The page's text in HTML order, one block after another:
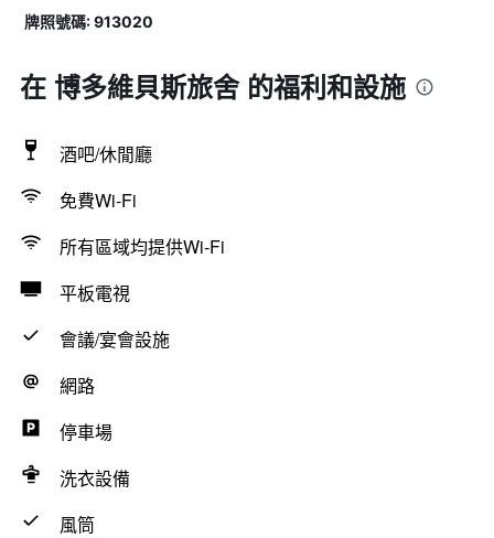
牌照號碼: 913020
在 博多維貝斯旅舍 的福利和設施
酒吧/休閒廳
免費Wi-Fi
所有區域均提供Wi-Fi
平板電視
會議/宴會設施
網路
停車場
洗衣設備
風筒